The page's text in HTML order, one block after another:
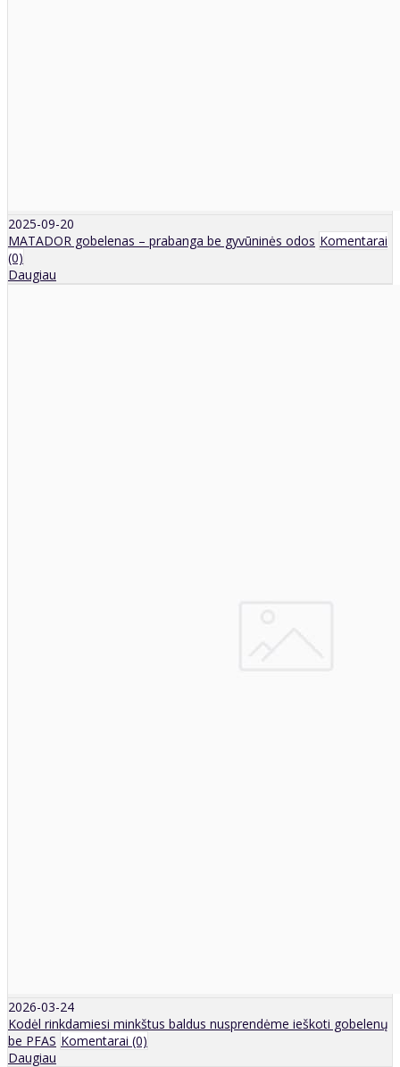
2025-09-20
MATADOR gobelenas – prabanga be gyvūninės odos Komentarai
(0)
Daugiau
2026-03-24
Kodėl rinkdamiesi minkštus baldus nusprendėme ieškoti gobelenų
be PFAS Komentarai (0)
Daugiau